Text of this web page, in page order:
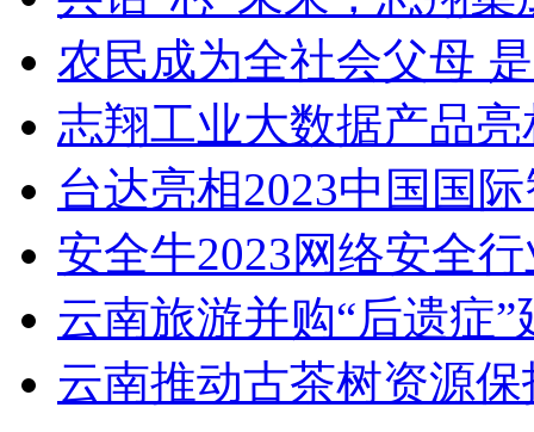
农民成为全社会父母
志翔工业大数据产品
台达亮相2023中国国
安全牛2023网络安全
云南旅游并购“后遗症
云南推动古茶树资源保